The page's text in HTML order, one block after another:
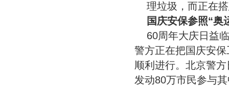
理垃圾，而正在
国庆安保参照“奥
60周年大庆日益
警方正在把国庆安
顺利进行。北京警
发动80万市民参与